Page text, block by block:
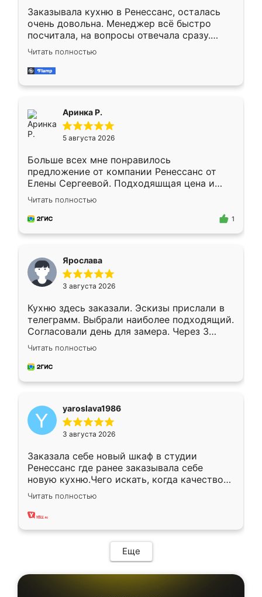
Заказывала кухню в Ренессанс, осталась
очень довольна. Менеджер всё быстро
посчитала, на вопросы отвечала сразу.
Замерщик приехал в субботу, подошёл к
делу со всей ответственностью. Собрали
за день, ребята работали аккуратно, даже
Читать полностью
Аринка Р.
5 августа 2026
Больше всех мне понравилось
предложение от компании Ренессанс от
Елены Сергеевой. Подходяшщая цена и
короткие сроки изготовления. Приехавший
для замера сотрудник Владислав
предложил по моему эскизу самый
Читать полностью
1
Ярослава
3 августа 2026
Кухню здесь заказали. Эскизы прислали в
телеграмм. Выбрали наиболее подходящий.
Согласовали день для замера. Через 3
недели кухня была уже готова. Остались
довольны работой. Спасибо Ренессанс
мебель за качественную работу!
Читать полностью
yaroslava1986
3 августа 2026
Заказала себе новый шкаф в студии
Ренессанс где ранее заказывала себе
новую кухню.Чего искать, когда качеством
вполне довольна. Служит кухня уже почти
два года, нареканий нет.
Читать полностью
Еще